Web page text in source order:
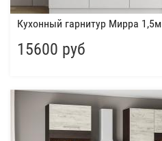
Кухонный гарнитур Мирра 1,5м
15600 руб